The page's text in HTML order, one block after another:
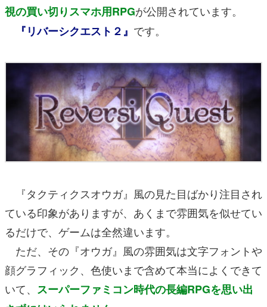
電ファミニコゲーマーとは？
運営：株式会社マレ
視の買い切りスマホ用RPGが公開されています。
『リバーシクエスト２』 です。
『タクティクスオウガ』風の見た目ばかり注目され
ている印象がありますが、あくまで雰囲気を似せてい
るだけで、ゲームは全然違います。
ただ、その『オウガ』風の雰囲気は文字フォントや
顔グラフィック、色使いまで含めて本当によくできて
いて、 スーパーファミコン時代の長編RPGを思い出